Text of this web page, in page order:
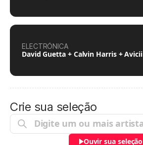
ELECTRÓNICA
David Guetta + Calvin Harris + Avicii
Crie sua seleção
Ouvir sua seleção